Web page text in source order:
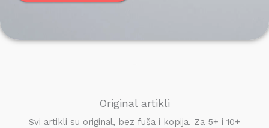
Original artikli
Svi artikli su original, bez fuša i kopija. Za 5+ i 10+